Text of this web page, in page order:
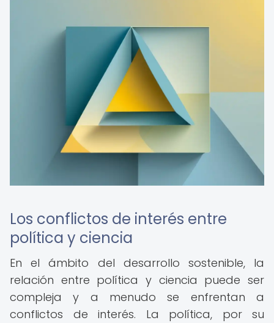
Los conflictos de interés entre
política y ciencia
En el ámbito del desarrollo sostenible, la
relación entre política y ciencia puede ser
compleja y a menudo se enfrentan a
conflictos de interés. La política, por su